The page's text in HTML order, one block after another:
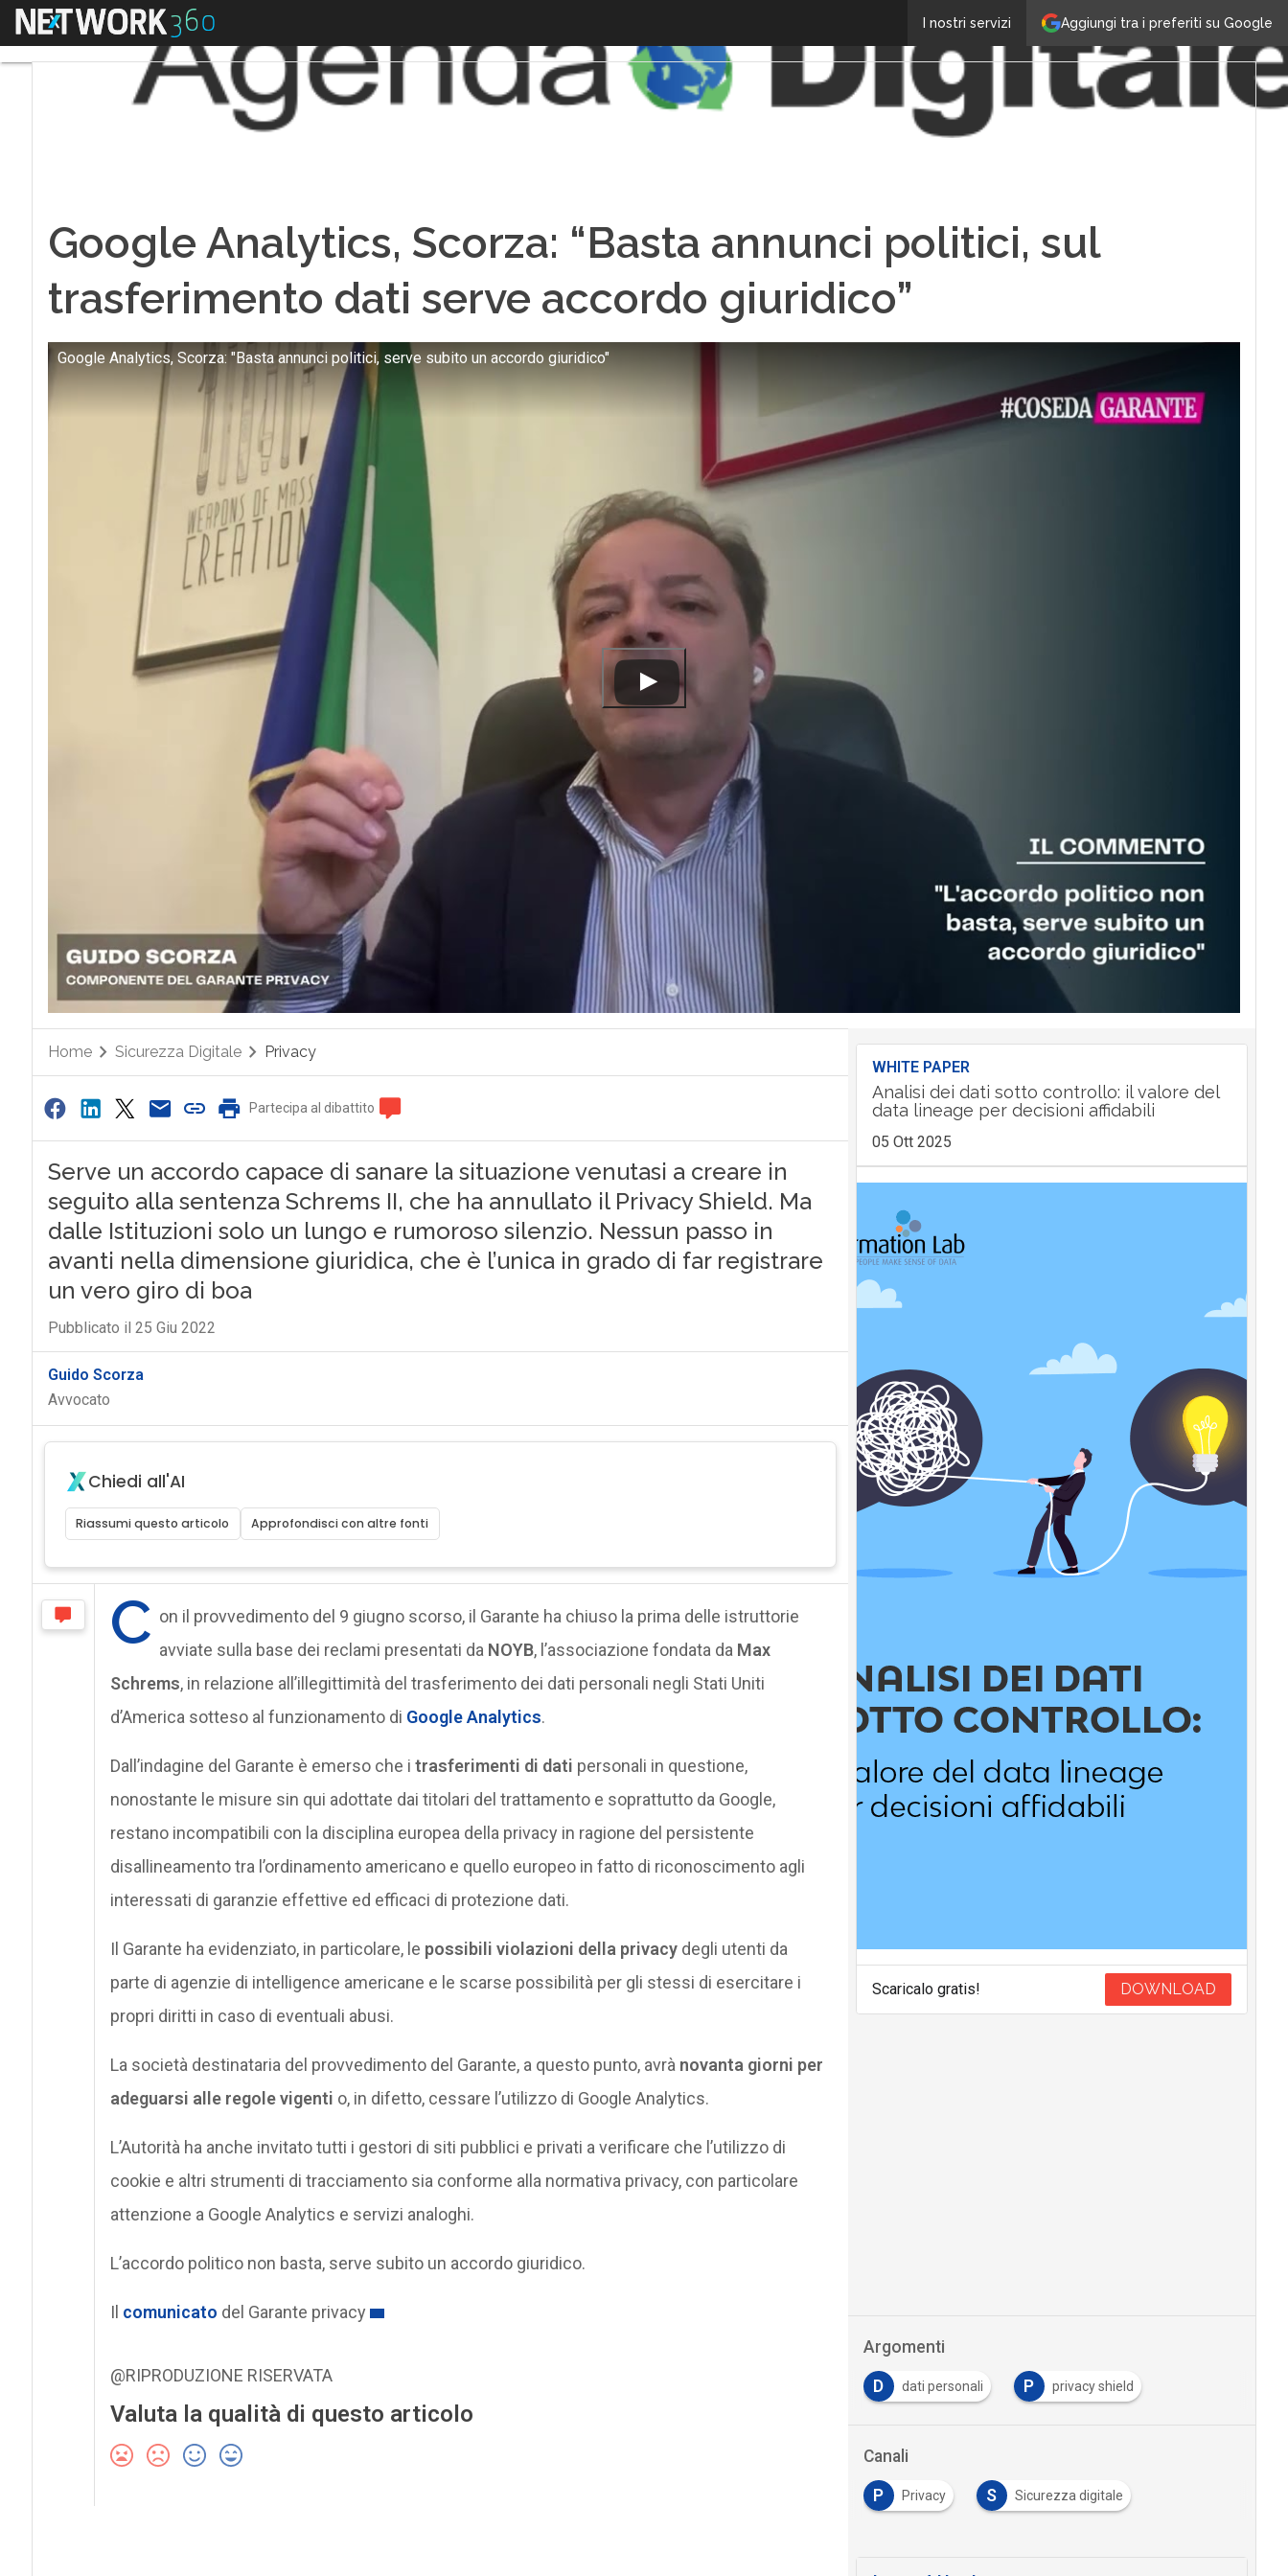
Aggiungi tra i preferiti su Google
I nostri servizi
Menu
Google Analytics, Scorza: “Basta annunci politici, sul
trasferimento dati serve accordo giuridico”
Google Analytics, Scorza: "Basta annunci politici, serve subito un accordo giuridico"
Home Sicurezza Digitale Privacy
Partecipa al dibattito
Serve un accordo capace di sanare la situazione venutasi a creare in
seguito alla sentenza Schrems II, che ha annullato il Privacy Shield. Ma
dalle Istituzioni solo un lungo e rumoroso silenzio. Nessun passo in
avanti nella dimensione giuridica, che è l’unica in grado di far registrare
un vero giro di boa
Pubblicato il 25 Giu 2022
Guido Scorza
Avvocato
Chiedi all'AI
Riassumi questo articolo Approfondisci con altre fonti
C on il provvedimento del 9 giugno scorso, il Garante ha chiuso la prima delle istruttorie
avviate sulla base dei reclami presentati da NOYB, l’associazione fondata da Max
Schrems, in relazione all’illegittimità del trasferimento dei dati personali negli Stati Uniti
d’America sotteso al funzionamento di Google Analytics.
Dall’indagine del Garante è emerso che i trasferimenti di dati personali in questione,
nonostante le misure sin qui adottate dai titolari del trattamento e soprattutto da Google,
restano incompatibili con la disciplina europea della privacy in ragione del persistente
disallineamento tra l’ordinamento americano e quello europeo in fatto di riconoscimento agli
interessati di garanzie effettive ed efficaci di protezione dati.
Il Garante ha evidenziato, in particolare, le possibili violazioni della privacydegli utenti da
parte di agenzie di intelligence americane e le scarse possibilità per gli stessi di esercitare i
propri diritti in caso di eventuali abusi.
La società destinataria del provvedimento del Garante, a questo punto, avrà novanta giorni per
adeguarsi alle regole vigenti o, in difetto, cessare l’utilizzo di Google Analytics.
L’Autorità ha anche invitato tutti i gestori di siti pubblici e privati a verificare che l’utilizzo di
cookie e altri strumenti di tracciamento sia conforme alla normativa privacy, con particolare
attenzione a Google Analytics e servizi analoghi.
L’accordo politico non basta, serve subito un accordo giuridico.
Il comunicato del Garante privacy
@RIPRODUZIONE RISERVATA
Valuta la qualità di questo articolo
WHITE PAPER
Analisi dei dati sotto controllo: il valore del
data lineage per decisioni affidabili
05 Ott 2025
Scaricalo gratis! DOWNLOAD
Argomenti
D dati personali P privacy shield
Canali
P Privacy S Sicurezza digitale